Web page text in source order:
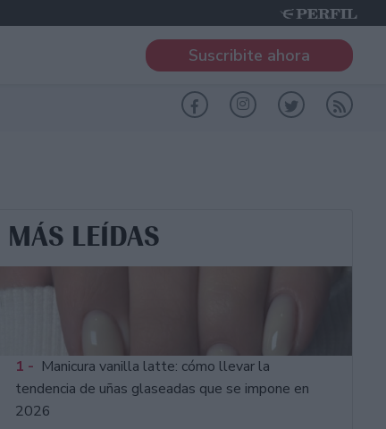
Suscribite ahora
MÁS LEÍDAS
1 - Manicura vanilla latte: cómo llevar la
tendencia de uñas glaseadas que se impone en
2026